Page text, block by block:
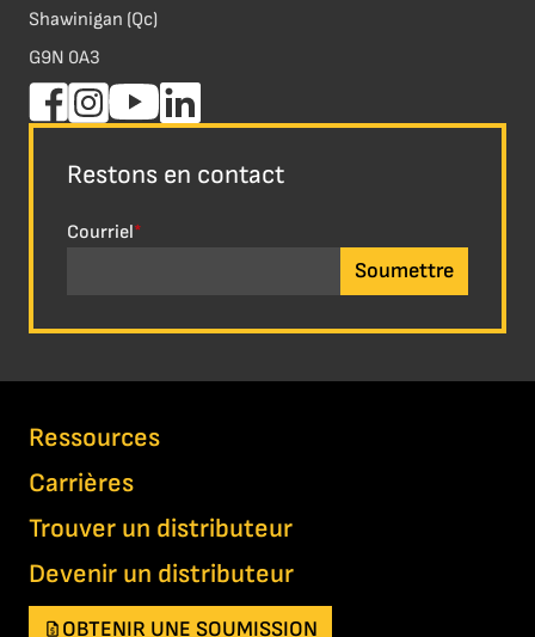
Shawinigan (Qc)
G9N 0A3
Restons en contact
Courriel*
Ressources
Carrières
Trouver un distributeur
Devenir un distributeur
OBTENIR UNE SOUMISSION